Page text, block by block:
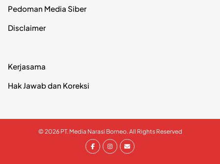
Pedoman Media Siber
Disclaimer
Kerjasama
Hak Jawab dan Koreksi
© 2026 PT. Media Narasi Borneo. All Rights Reserved